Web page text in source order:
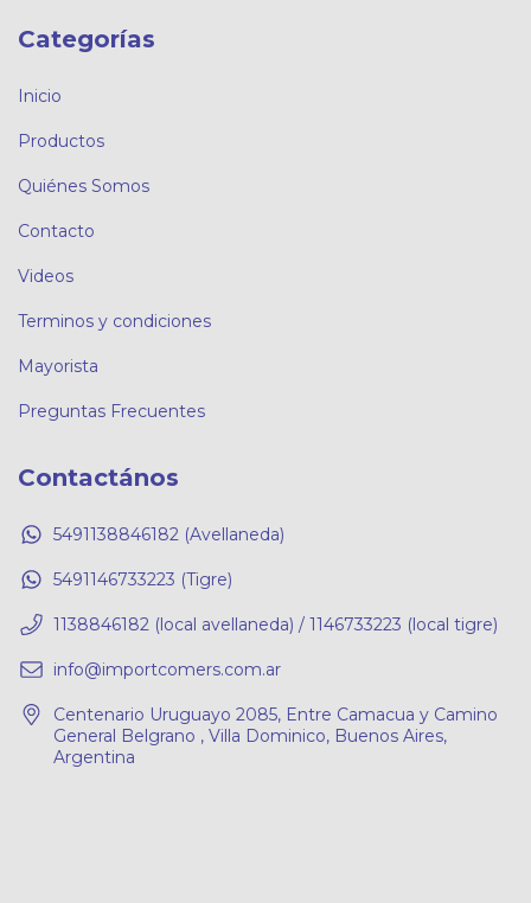
Categorías
Inicio
Productos
Quiénes Somos
Contacto
Videos
Terminos y condiciones
Mayorista
Preguntas Frecuentes
Contactános
5491138846182 (Avellaneda)
5491146733223 (Tigre)
1138846182 (local avellaneda) / 1146733223 (local tigre)
info@importcomers.com.ar
Centenario Uruguayo 2085, Entre Camacua y Camino
General Belgrano , Villa Dominico, Buenos Aires,
Argentina